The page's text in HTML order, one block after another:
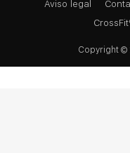
Aviso legal
Copyright ©